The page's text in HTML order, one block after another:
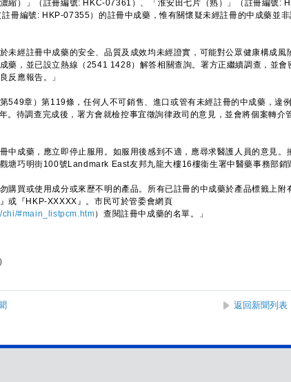
縮）」（註冊編號: HKC-07361）、「淮安田七片（熟）」（註冊編號:
冊編號: HKP-07355）的註冊中成藥，惟有關懷疑未經註冊的中成藥並非
經註冊中成藥的安全、品質及成效均未經證實，可能對公眾健康構成風
藥，並已設立熱線（2541 1428）解答相關查詢。署方正繼續調查，並會
反應報告。」
章）第119條，任何人不可銷售、進口或管有未經註冊的中成藥，違例
。待調查完成後，署方會就檢控事宜徵詢律政司的意見，並會將個案轉介
成藥，應立即停止服用。如服用後感到不適，應尋求醫護人員的意見。
塘巧明街100號Landmark East友邦九龍大樓16樓衞生署中醫藥事務部銷
買或使用成分或來歷不明的產品。所有已註冊的中成藥於產品標籤上附
或『HKP-XXXXX』。市民可於管委會網頁
chi/#main_listpcm.htm）查閱註冊中成藥的名單。」
返回新聞列表